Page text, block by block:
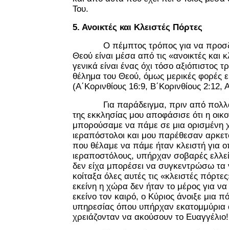
Του.
5. Ανοικτές και Κλειστές Πόρτες
Ο πέμπτος τρόπος για να
Θεού είναι μέσα από τις «ανοικτές και
γενικά είναι ένας όχι τόσο αξιόπιστος
θέλημα του Θεού, όμως μερικές φορές
(Α΄Κορινθίους 16:9, Β΄Κορινθίους
Για παράδειγμα, πριν από πολλά
της εκκλησίας μου αποφάσισε ότι η
μπορούσαμε να πάμε σε μια ορισμένη
ιεραπόστολοι και μου παρέθεσαν
που θέλαμε να πάμε ήταν κλειστή για
ιεραποστόλους, υπήρχαν σοβαρές
δεν είχα μπορέσει να συγκεντρώσω
κοίταξα όλες αυτές τις «κλειστές
εκείνη η χώρα δεν ήταν το μέρος για
εκείνο τον καιρό, ο Κύριος άνοιξε μια
υπηρεσίας όπου υπήρχαν
χρειάζονταν να ακούσουν το Ευαγγέλιο!